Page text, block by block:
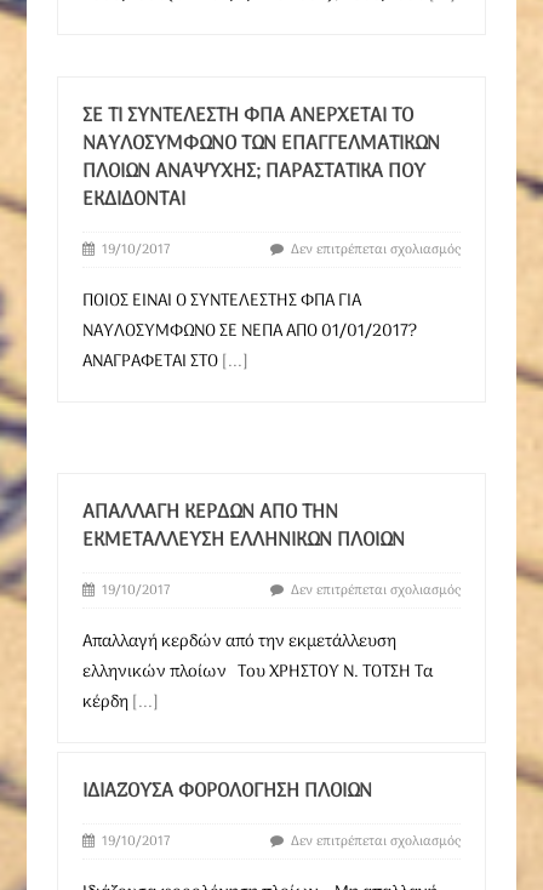
ΣΕ ΤΙ ΣΥΝΤΕΛΕΣΤΉ ΦΠΑ ΑΝΈΡΧΕΤΑΙ ΤΟ
ΝΑΥΛΟΣΎΜΦΩΝΟ ΤΩΝ ΕΠΑΓΓΕΛΜΑΤΙΚΏΝ
ΠΛΟΊΩΝ ΑΝΑΨΥΧΉΣ; ΠΑΡΑΣΤΑΤΙΚΑ ΠΟΥ
ΕΚΔΊΔΟΝΤΑΙ
19/10/2017 Δεν επιτρέπεται σχολιασμός
ΠΟΙΟΣ ΕΙΝΑΙ Ο ΣΥΝΤΕΛΕΣΤΗΣ ΦΠΑ ΓΙΑ
ΝΑΥΛΟΣΥΜΦΩΝΟ ΣΕ ΝΕΠΑ ΑΠΟ 01/01/2017?
ΑΝΑΓΡΑΦΕΤΑΙ ΣΤΟ[...]
ΑΠΑΛΛΑΓΉ ΚΕΡΔΏΝ ΑΠΌ ΤΗΝ
ΕΚΜΕΤΆΛΛΕΥΣΗ ΕΛΛΗΝΙΚΏΝ ΠΛΟΊΩΝ
19/10/2017 Δεν επιτρέπεται σχολιασμός
Απαλλαγή κερδών από την εκμετάλλευση
ελληνικών πλοίων Του ΧΡΗΣΤΟΥ Ν. ΤΟΤΣΗ Tα
κέρδη[...]
ΙΔΙΆΖΟΥΣΑ ΦΟΡΟΛΌΓΗΣΗ ΠΛΟΊΩΝ
19/10/2017 Δεν επιτρέπεται σχολιασμός